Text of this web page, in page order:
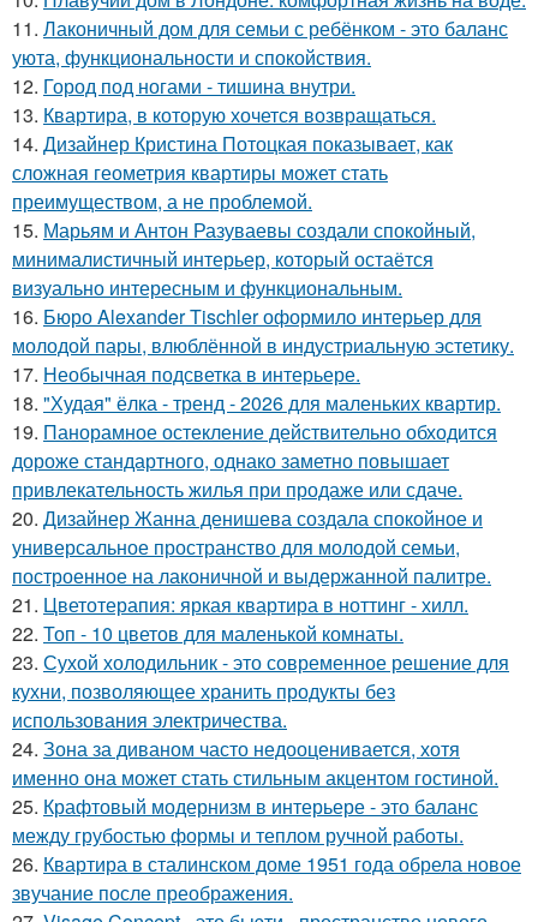
11. Лаконичный дом для семьи с ребёнком - это баланс
уюта, функциональности и спокойствия.
12. Город под ногами - тишина внутри.
13. Квартира, в которую хочется возвращаться.
14. Дизайнер Кристина Потоцкая показывает, как
сложная геометрия квартиры может стать
преимуществом, а не проблемой.
15. Марьям и Антон Разуваевы создали спокойный,
минималистичный интерьер, который остаётся
визуально интересным и функциональным.
16. Бюро Alexander Tischler оформило интерьер для
молодой пары, влюблённой в индустриальную эстетику.
17. Необычная подсветка в интерьере.
18. "Худая" ёлка - тренд - 2026 для маленьких квартир.
19. Панорамное остекление действительно обходится
дороже стандартного, однако заметно повышает
привлекательность жилья при продаже или сдаче.
20. Дизайнер Жанна денишева создала спокойное и
универсальное пространство для молодой семьи,
построенное на лаконичной и выдержанной палитре.
21. Цветотерапия: яркая квартира в ноттинг - хилл.
22. Топ - 10 цветов для маленькой комнаты.
23. Сухой холодильник - это современное решение для
кухни, позволяющее хранить продукты без
использования электричества.
24. Зона за диваном часто недооценивается, хотя
именно она может стать стильным акцентом гостиной.
25. Крафтовый модернизм в интерьере - это баланс
между грубостью формы и теплом ручной работы.
26. Квартира в сталинском доме 1951 года обрела новое
звучание после преображения.